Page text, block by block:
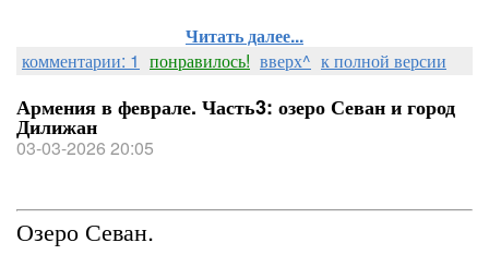
Читать далее...
комментарии: 1 понравилось! вверх^ к полной версии
Армения в феврале. Часть3: озеро Севан и город
Дилижан
03-03-2026 20:05
Озеро Севан.